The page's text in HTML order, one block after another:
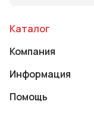
Каталог
Компания
Информация
Помощь